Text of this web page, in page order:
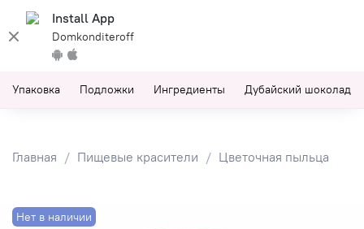
Install App
Domkonditeroff
Упаковка Подложки Ингредиенты Дубайский шоколад
Главная Пищевые красители Цветочная пыльца
Нет в наличии